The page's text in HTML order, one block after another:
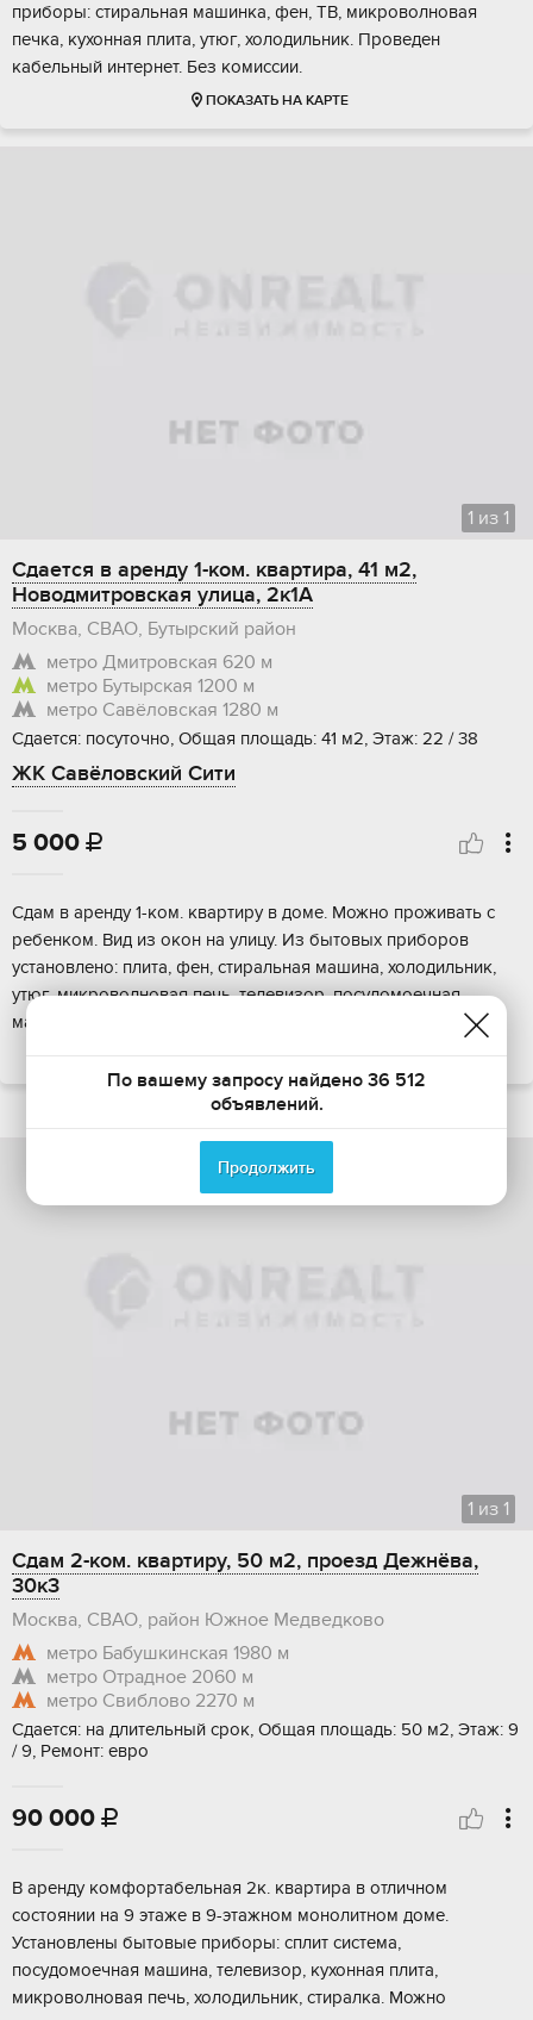
приборы: стиральная машинка, фен, ТВ, микроволновая
печка, кухонная плита, утюг, холодильник. Проведен
кабельный интернет. Без комиссии.
ПОКАЗАТЬ НА КАРТЕ
1 из 1
Сдается в аренду 1-ком. квартира, 41 м2,
Новодмитровская улица, 2к1А
Москва, СВАО, Бутырский район
метро Дмитровская 620 м
метро Бутырская 1200 м
метро Савёловская 1280 м
Сдается: посуточно, Общая площадь: 41 м2, Этаж: 22 / 38
ЖК Савёловский Сити
5 000 
Сдам в аренду 1-ком. квартиру в доме. Можно проживать с
ребенком. Вид из окон на улицу. Из бытовых приборов
установлено: плита, фен, стиральная машина, холодильник,
утюг, микроволновая печь, телевизор, посудомоечная
машина, сплит система. Есть скоростно...
1 из 1
Сдам 2-ком. квартиру, 50 м2, проезд Дежнёва,
30к3
Москва, СВАО, район Южное Медведково
метро Бабушкинская 1980 м
метро Отрадное 2060 м
метро Свиблово 2270 м
Сдается: на длительный срок, Общая площадь: 50 м2, Этаж: 9
/ 9, Ремонт: евро
90 000 
В аренду комфортабельная 2к. квартира в отличном
состоянии на 9 этаже в 9-этажном монолитном доме.
Установлены бытовые приборы: сплит система,
посудомоечная машина, телевизор, кухонная плита,
микроволновая печь, холодильник, стиралка. Можно
По вашему запросу найдено 36 512
объявлений.
Продолжить